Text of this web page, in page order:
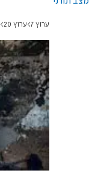
ערוץ 7 ערוץ 20